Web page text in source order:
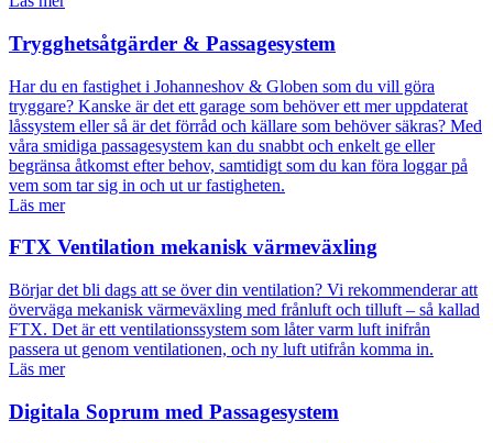
Trygghetsåtgärder & Passagesystem
Har du en fastighet i Johanneshov & Globen som du vill göra
tryggare? Kanske är det ett garage som behöver ett mer uppdaterat
låssystem eller så är det förråd och källare som behöver säkras? Med
våra smidiga passagesystem kan du snabbt och enkelt ge eller
begränsa åtkomst efter behov, samtidigt som du kan föra loggar på
vem som tar sig in och ut ur fastigheten.
Läs mer
FTX Ventilation mekanisk värmeväxling
Börjar det bli dags att se över din ventilation? Vi rekommenderar att
överväga mekanisk värmeväxling med frånluft och tilluft – så kallad
FTX. Det är ett ventilationssystem som låter varm luft inifrån
passera ut genom ventilationen, och ny luft utifrån komma in.
Läs mer
Digitala Soprum med Passagesystem